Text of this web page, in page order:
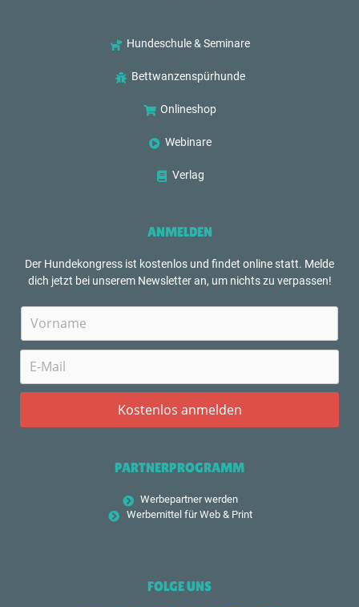
Hundeschule & Seminare
Bettwanzenspürhunde
Onlineshop
Webinare
Verlag
ANMELDEN
Der Hundekongress ist kostenlos und findet online statt. Melde
dich jetzt bei unserem Newsletter an, um nichts zu verpassen!
PARTNERPROGRAMM
Werbepartner werden
Werbemittel für Web & Print
FOLGE UNS